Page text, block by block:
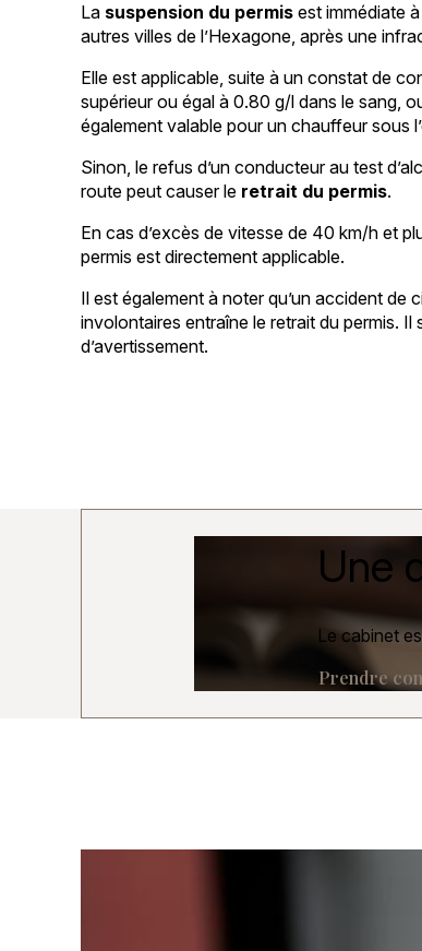
La suspension du permis est immédiate à
autres villes de l’Hexagone, après une
Elle est applicable, suite à un constat de
supérieur ou égal à 0.80 g/l dans le sang,
également valable pour un chauffeur sous
Sinon, le refus d’un conducteur au test
route peut causer le retrait du permis.
En cas d’excès de vitesse de 40 km/h et
permis est directement applicable.
Il est également à noter qu’un accident de
involontaires entraîne le retrait du permis. Il
d’avertissement.
Une
Le cabinet
Prendre